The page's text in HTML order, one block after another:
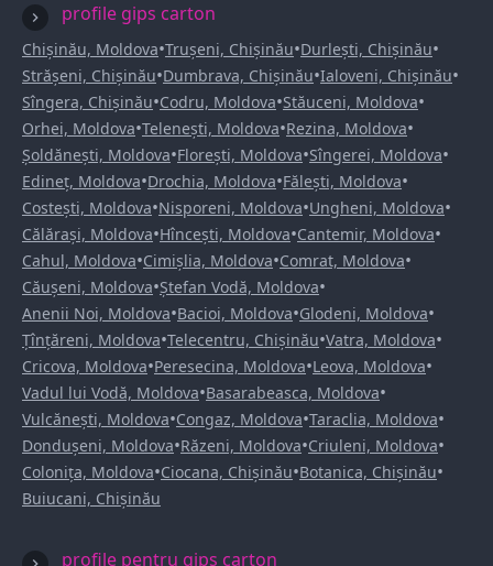
profile gips carton
Chișinău, Moldova•Trușeni, Chișinău•Durlești, Chișinău•
Strășeni, Chișinău•Dumbrava, Chișinău•Ialoveni, Chișinău•
Sîngera, Chișinău•Codru, Moldova•Stăuceni, Moldova•
Orhei, Moldova•Telenești, Moldova•Rezina, Moldova•
Șoldănești, Moldova•Florești, Moldova•Sîngerei, Moldova•
Edineț, Moldova•Drochia, Moldova•Fălești, Moldova•
Costești, Moldova•Nisporeni, Moldova•Ungheni, Moldova•
Călărași, Moldova•Hîncești, Moldova•Cantemir, Moldova•
Cahul, Moldova•Cimișlia, Moldova•Comrat, Moldova•
Căușeni, Moldova•Ștefan Vodă, Moldova•
Anenii Noi, Moldova•Bacioi, Moldova•Glodeni, Moldova•
Țînțăreni, Moldova•Telecentru, Chișinău•Vatra, Moldova•
Cricova, Moldova•Peresecina, Moldova•Leova, Moldova•
Vadul lui Vodă, Moldova•Basarabeasca, Moldova•
Vulcănești, Moldova•Congaz, Moldova•Taraclia, Moldova•
Dondușeni, Moldova•Răzeni, Moldova•Criuleni, Moldova•
Colonița, Moldova•Ciocana, Chișinău•Botanica, Chișinău•
Buiucani, Chișinău
profile pentru gips carton